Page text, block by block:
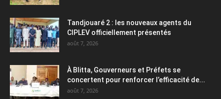
Tandjouaré 2 : les nouveaux agents du
CIPLEV officiellement présentés
août 7, 2026
À Blitta, Gouverneurs et Préfets se
concertent pour renforcer l’efficacité de...
août 7, 2026